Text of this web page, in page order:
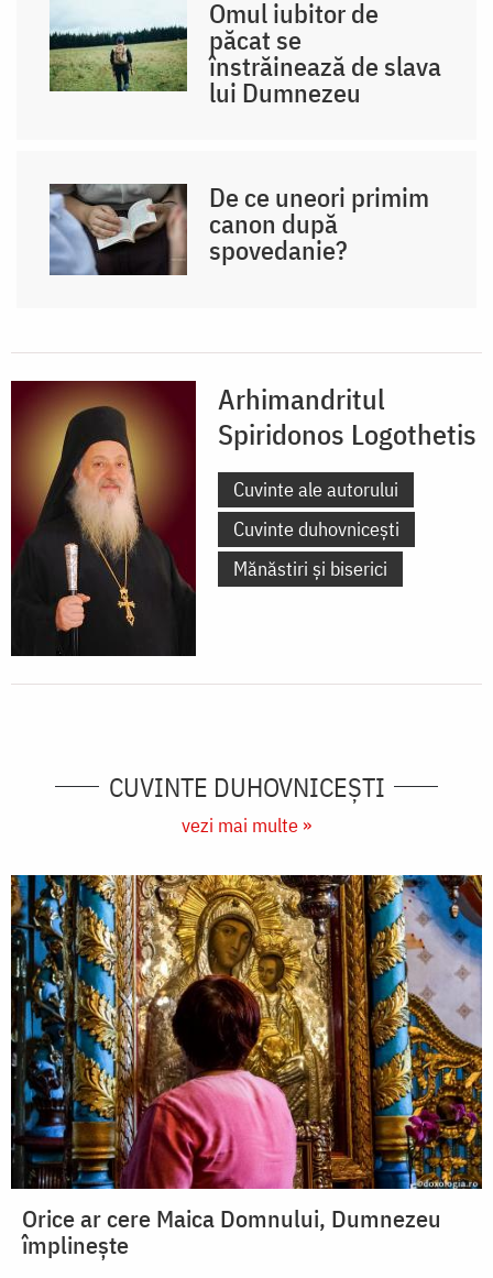
Omul iubitor de
păcat se
înstrăinează de slava
lui Dumnezeu
De ce uneori primim
canon după
spovedanie?
Arhimandritul
Spiridonos Logothetis
Cuvinte ale autorului
Cuvinte duhovnicești
Mănăstiri și biserici
CUVINTE DUHOVNICEȘTI
vezi mai multe »
Orice ar cere Maica Domnului, Dumnezeu
împlinește